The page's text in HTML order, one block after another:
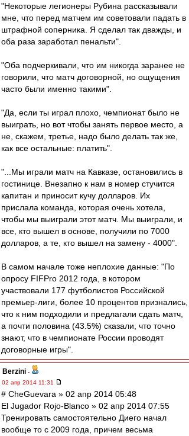
"Некоторые легионеры Рубина рассказывали
мне, что перед матчем им советовали падать в
штрафной соперника. Я сделал так дважды, и
оба раза заработал пенальти".
"Оба подчеркивали, что им никогда заранее не
говорили, что матч договорной, но ощущения
часто были именно такими".
"Да, если ты играл плохо, чемпионат было не
выиграть, но вот чтобы занять первое место, а
не, скажем, третье, надо было делать так же,
как все остальные: платить".
"...Мы играли матч на Кавказе, остановились в
гостинице. Внезапно к нам в номер стучится
капитан и приносит кучу долларов. Их
прислала команда, которая очень хотела,
чтобы мы выиграли этот матч. Мы выиграли, и
все, кто вышел в основе, получили по 7000
долларов, а те, кто вышел на замену - 4000".
В самом начале тоже неплохие данные: "По
опросу FIFPro 2012 года, в котором
участвовали 177 футболистов Российской
премьер-лиги, более 10 процентов признались,
что к ним подходили и предлагали сдать матч,
а почти половина (43.5%) сказали, что точно
знают, что в чемпионате России проводят
договорные игры".
Berzini -
02 апр 2014 11:31
# CheGuevara » 02 апр 2014 05:48
El Jugador Rojo-Blanco » 02 апр 2014 07:55
Тренировать самостоятельно Диего начал
вообще то с 2009 года, причем весьма